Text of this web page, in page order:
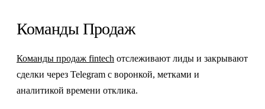
Команды Продаж
Команды продаж fintech отслеживают лиды и закрывают
сделки через Telegram с воронкой, метками и
аналитикой времени отклика.